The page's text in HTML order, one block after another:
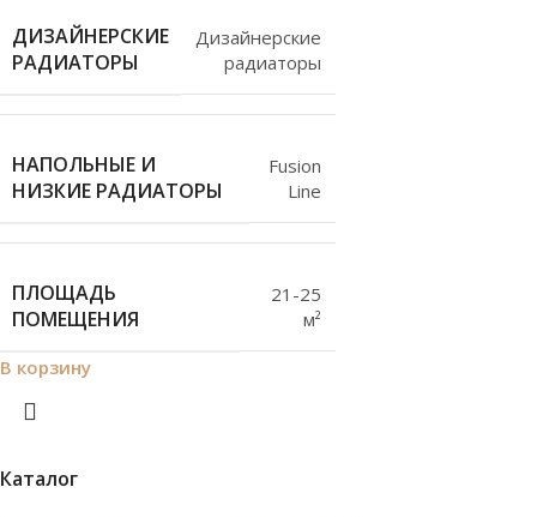
Каталог
ДИЗАЙНЕРСКИЕ
РАДИАТОРЫ
Дизайнерские
радиаторы
НАПОЛЬНЫЕ И
НИЗКИЕ РАДИАТОРЫ
Fusion
Line
ПЛОЩАДЬ
ПОМЕЩЕНИЯ
21-25
м²
В корзину